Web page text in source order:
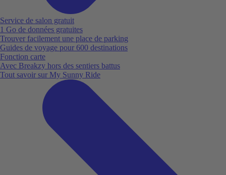
Service de salon gratuit
1 Go de données gratuites
Trouver facilement une place de parking
Guides de voyage pour 600 destinations
Fonction carte
Avec Breakzy hors des sentiers battus
Tout savoir sur My Sunny Ride